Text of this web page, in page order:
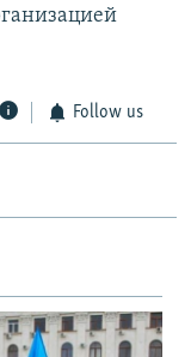
Follow us